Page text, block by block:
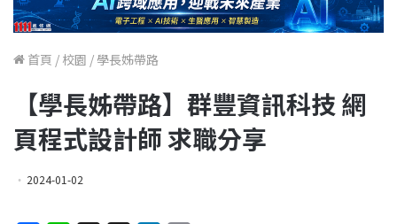
首頁 / 校園 / 學長姊帶路
【學長姊帶路】群豐資訊科技 網
頁程式設計師 求職分享
2024-01-02